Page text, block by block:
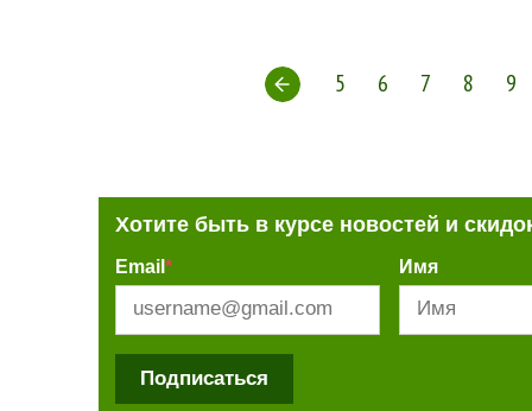
5 6 7 8 9
Хотите быть в курсе новостей и
Email * Имя
Подписаться